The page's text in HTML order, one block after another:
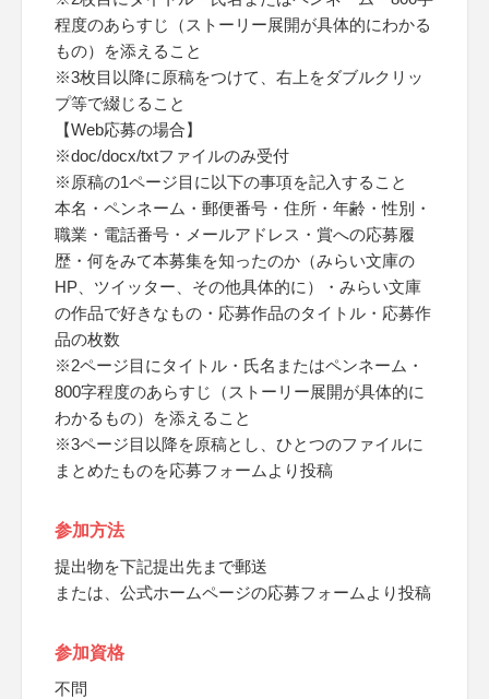
程度のあらすじ（ストーリー展開が具体的にわかる
もの）を添えること
※3枚目以降に原稿をつけて、右上をダブルクリッ
プ等で綴じること
【Web応募の場合】
※doc/docx/txtファイルのみ受付
※原稿の1ページ目に以下の事項を記入すること
本名・ペンネーム・郵便番号・住所・年齢・性別・
職業・電話番号・メールアドレス・賞への応募履
歴・何をみて本募集を知ったのか（みらい文庫の
HP、ツイッター、その他具体的に）・みらい文庫
の作品で好きなもの・応募作品のタイトル・応募作
品の枚数
※2ページ目にタイトル・氏名またはペンネーム・
800字程度のあらすじ（ストーリー展開が具体的に
わかるもの）を添えること
※3ページ目以降を原稿とし、ひとつのファイルに
まとめたものを応募フォームより投稿
参加方法
提出物を下記提出先まで郵送
または、公式ホームページの応募フォームより投稿
参加資格
不問